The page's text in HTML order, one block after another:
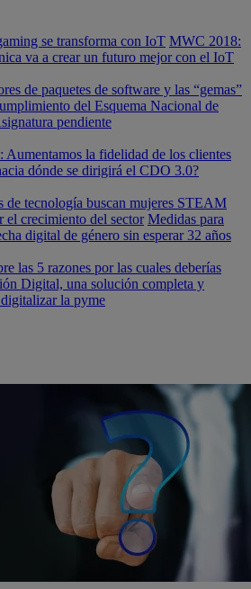
se transforma con IoT MWC 2018:
va a crear un futuro mejor con el IoT
de paquetes de software y las “gemas”
del Esquema Nacional de
pendiente
la fidelidad de los clientes
dónde se dirigirá el CDO 3.0?
de tecnología buscan mujeres STEAM
el crecimiento del sector Medidas para
digital de género sin esperar 32 años
las 5 razones por las cuales deberías
Digital, una solución completa y
la pyme